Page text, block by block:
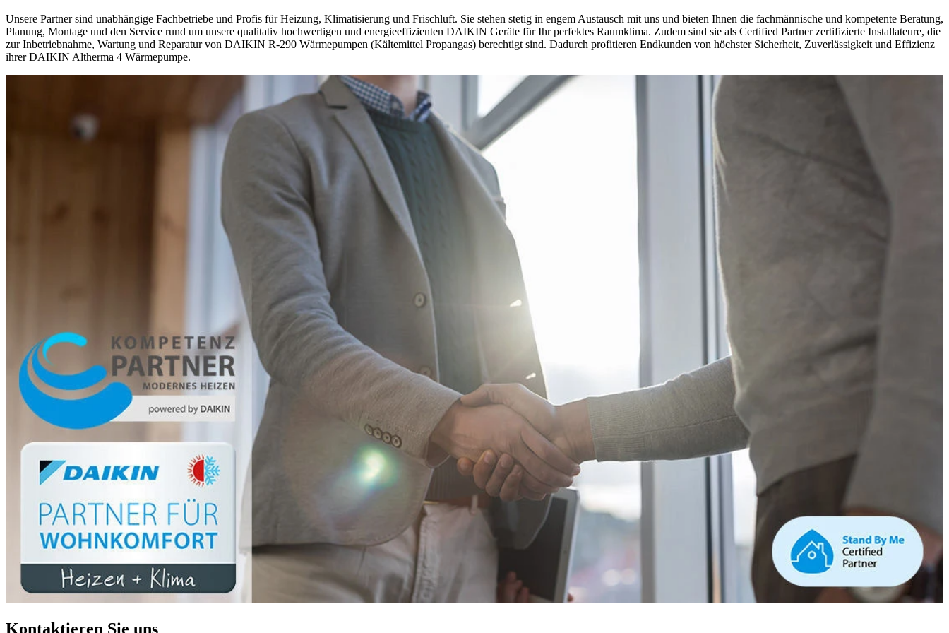
Unsere Partner sind unabhängige Fachbetriebe und Profis für Heizung, Klimatisierung und Frischluft. Sie stehen stetig in engem Austausch mit uns und bieten Ihnen die fachmännische und kompetente Beratung,
Planung, Montage und den Service rund um unsere qualitativ hochwertigen und energieeffizienten DAIKIN Geräte für Ihr perfektes Raumklima. Zudem sind sie als Certified Partner zertifizierte Installateure, die
zur Inbetriebnahme, Wartung und Reparatur von DAIKIN R-290 Wärmepumpen (Kältemittel Propangas) berechtigt sind. Dadurch profitieren Endkunden von höchster Sicherheit, Zuverlässigkeit und Effizienz
ihrer DAIKIN Altherma 4 Wärmepumpe.
Kontaktieren Sie uns